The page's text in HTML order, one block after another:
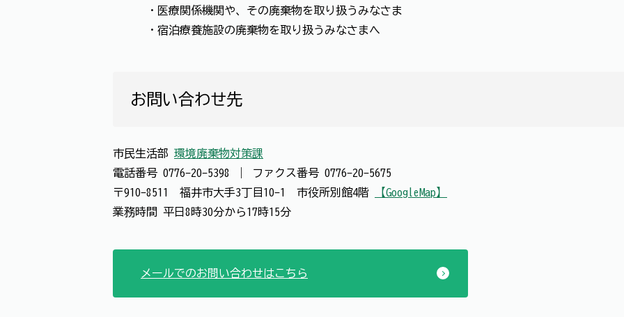
・医療関係機関や、その廃棄物を取り扱うみなさま
・宿泊療養施設の廃棄物を取り扱うみなさまへ
お問い合わせ先
市民生活部 環境廃棄物対策課
電話番号 0776-20-5398 ファクス番号 0776-20-5675
〒910-8511 福井市大手3丁目10-1 市役所別館4階
【GoogleMap】
業務時間 平日8時30分から17時15分
メールでのお問い合わせはこちら